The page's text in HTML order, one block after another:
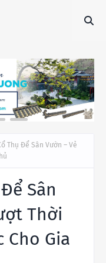
Thụ Để Sân Vườn – Vẻ
Sân
Thời
Cho Gia